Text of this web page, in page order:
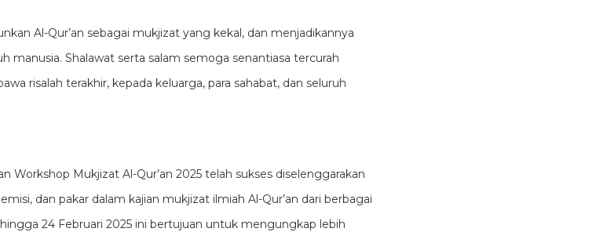
Al-Qur’an sebagai mukjizat yang kekal, dan menjadikannya
manusia. Shalawat serta salam semoga senantiasa tercurah
Workshop Mukjizat Al-Qur’an 2025 telah sukses diselenggarakan
dan pakar dalam kajian mukjizat ilmiah Al-Qur’an dari berbagai
24 Februari 2025 ini bertujuan untuk mengungkap lebih